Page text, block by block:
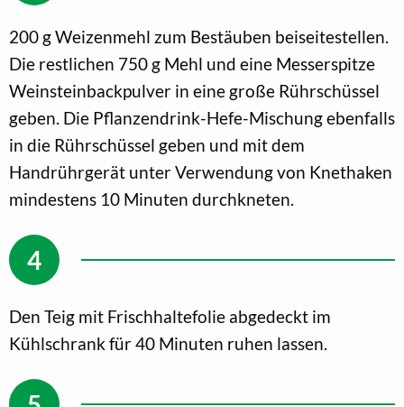
200 g Weizenmehl zum Bestäuben beiseitestellen.
Die restlichen 750 g Mehl und eine Messerspitze
Weinsteinbackpulver in eine große Rührschüssel
geben. Die Pflanzendrink-Hefe-Mischung ebenfalls
in die Rührschüssel geben und mit dem
Handrührgerät unter Verwendung von Knethaken
mindestens 10 Minuten durchkneten.
Den Teig mit Frischhaltefolie abgedeckt im
Kühlschrank für 40 Minuten ruhen lassen.